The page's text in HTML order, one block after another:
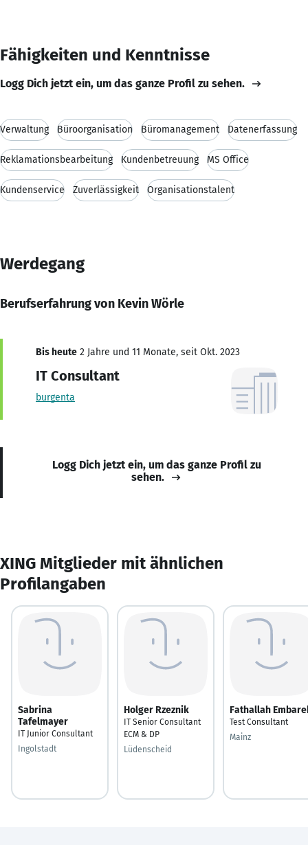
Fähigkeiten und Kenntnisse
Logg Dich jetzt ein, um das ganze Profil zu sehen.
Verwaltung Büroorganisation Büromanagement Datenerfassung
Reklamationsbearbeitung Kundenbetreuung MS Office
Kundenservice Zuverlässigkeit Organisationstalent
Werdegang
Berufserfahrung von Kevin Wörle
Bis heute 2 Jahre und 11 Monate, seit Okt. 2023
IT Consultant
burgenta
Logg Dich jetzt ein, um das ganze Profil zu
sehen.
XING Mitglieder mit ähnlichen
Profilangaben
Sabrina
Tafelmayer
IT Junior Consultant
Ingolstadt
Holger Rzeznik
IT Senior Consultant
ECM & DP
Lüdenscheid
Fathallah
Test Consultant
Mainz